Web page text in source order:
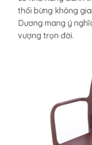
thổi bừng không
Dương mang ý
vượng trọn đời.